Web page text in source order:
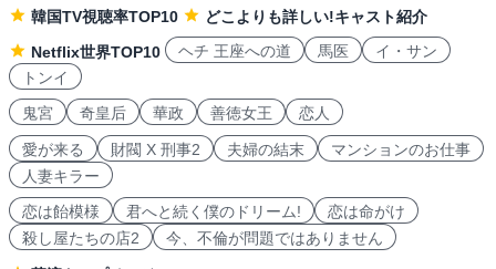
韓国TV視聴率TOP10
どこよりも詳しい!キャスト紹介
Netflix世界TOP10
ヘチ 王座への道 馬医
イ・サン
トンイ
鬼宮
奇皇后 華政 善徳女王 恋人
愛が来る 財閥 X 刑事2 夫婦の結末
マンションのお仕事
人妻キラー
恋は飴模様
君へと続く僕のドリーム!
恋は命がけ
殺し屋たちの店2
今、不倫が問題ではありません